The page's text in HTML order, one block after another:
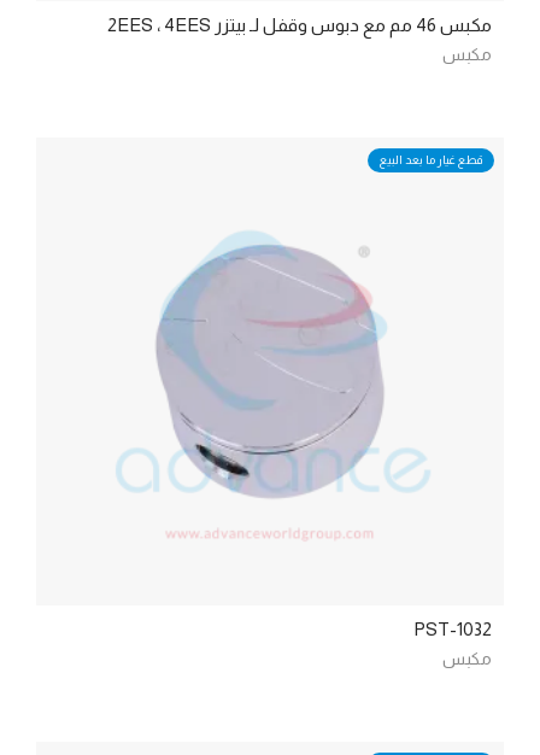
مكبس 46 مم مع دبوس وقفل لـ بيتزر 2EES ، 4EES
مكبس
قطع غيار ما بعد البيع
PST-1032
مكبس